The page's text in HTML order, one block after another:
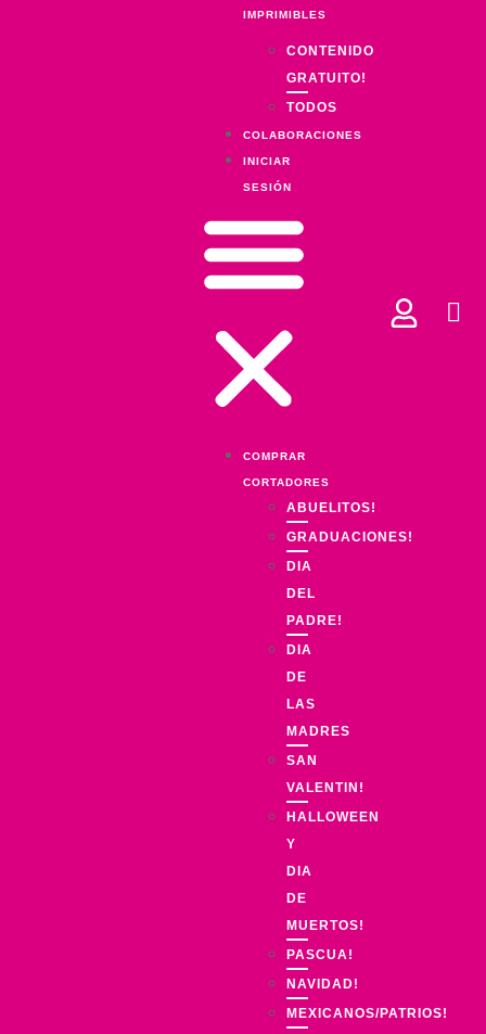
IMPRIMIBLES
CONTENIDO
GRATUITO!
TODOS
COLABORACIONES
INICIAR
SESIÓN
COMPRAR
CORTADORES
ABUELITOS!
GRADUACIONES!
DIA
DEL
PADRE!
DIA
DE
LAS
MADRES
SAN
VALENTIN!
HALLOWEEN
Y
DIA
DE
MUERTOS!
PASCUA!
NAVIDAD!
MEXICANOS/PATRIOS!